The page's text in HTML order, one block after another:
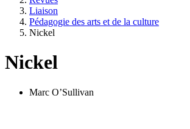
Liaison
Pédagogie des arts et de la culture
Nickel
Nickel
Marc O’Sullivan